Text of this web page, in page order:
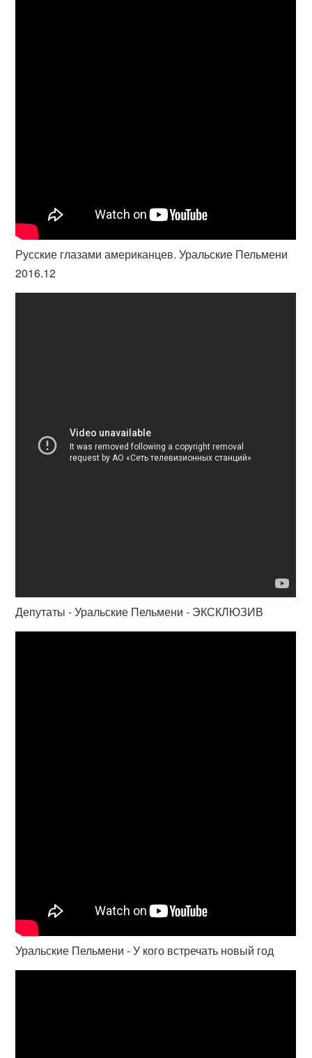
Русские глазами американцев. Уральские Пельмени
2016.12
Депутаты - Уральские Пельмени - ЭКСКЛЮЗИВ
Уральские Пельмени - У кого встречать новый год